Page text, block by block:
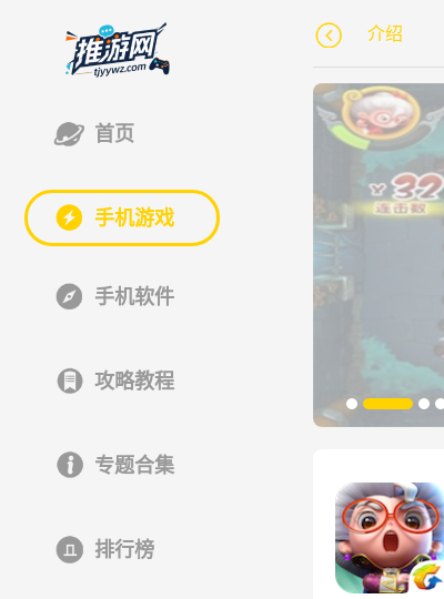
首页
手机游戏
手机软件
攻略教程
专题合集
排行榜
介绍